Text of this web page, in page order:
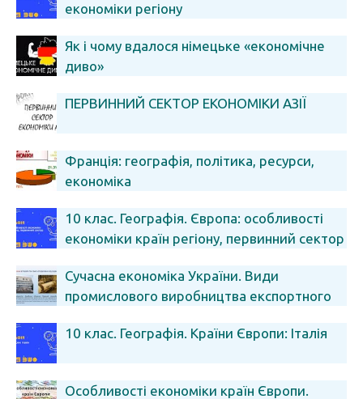
економіки регіону
Як і чому вдалося німецьке «економічне
диво»
ПЕРВИННИЙ СЕКТОР ЕКОНОМІКИ АЗІЇ
Франція: географія, політика, ресурси,
економіка
10 клас. Географія. Європа: особливості
економіки країн регіону, первинний сектор
Сучасна економіка України. Види
промислового виробництва експортного
10 клас. Географія. Країни Європи: Італія
Особливості економіки країн Європи.